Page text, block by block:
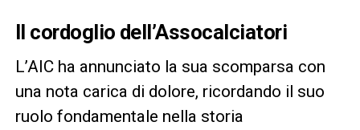
Il cordoglio dell’Assocalciatori
L’AIC ha annunciato la sua scomparsa con
una nota carica di dolore, ricordando il suo
ruolo fondamentale nella storia